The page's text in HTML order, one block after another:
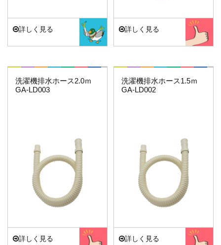
詳しく見る 詳しく見る
これエエやん
洗濯機排水ホース2.0ｍ
GA-LD003
詳しく見る
これエエやん
洗濯機排水ホース1.5ｍ
GA-LD002
詳しく見る